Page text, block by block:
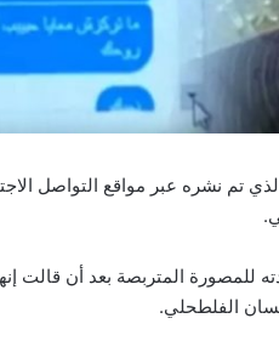
تم نشره عبر مواقع التواصل
للمصورة المتربصة بعد أن قالت
الفلطحلي.